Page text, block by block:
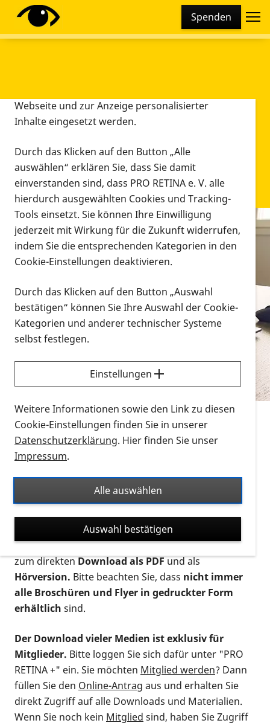
Spenden
Infomaterial
Infomaterial
Vorlesen
Alle Infomaterialien in verschiedenen
Formaten an einem Ort
Sie möchten wissen, wie Sie nach Infonmaterial
suchen und dieses bestellen bzw. herunterladen
können? Schauen Sie sich dieErklärvideos zum
Thema Infomaterial auf der PRO RETINA-Website
für blinde und sehbehinderte Menschen an.
Auf dieser Seite finden Sie sämtliches Infomaterial
Ort. Nutzen Sie den Formatfilter, um ausschließlich
nach Flyern und Broschüren, Audios oder Videos zu
suchen. Die meisten Flyer und Broschüren werden in
verschiedenen Formaten angeboten: zur
postalischen Bestellung als gedruckte Variante
zum direktenDownload als PDFund als
Hörversion. Bitte beachten Sie, dass nicht immer
alle Broschüren und Flyer in gedruckter Form
erhältlich sind.
Der Download vieler Medien ist exklusiv für
Mitglieder. Bitte loggen Sie sich dafür unter "PRO
RETINA +" ein. Sie möchten Mitglied werden? Dann
füllen Sie den Online-Antrag aus und erhalten Sie
direkt Zugriff auf alle Downloads und Materialien.
Wenn Sie noch kein Mitglied sind, haben Sie Zugriff
Diese Webseite setzt verschiedene Cookies und
Tracking-Tools ein. Dies beinhaltet Cookies und
Webseite und zur Anzeige personalisierter
Inhalte eingesetzt werden.
Durch das Klicken auf den Button „Alle
auswählen“ erklären Sie, dass Sie damit
einverstanden sind, dass PRO RETINA e. V. alle
hierdurch ausgewählten Cookies und Tracking-
Tools einsetzt. Sie können Ihre Einwilligung
jederzeit mit Wirkung für die Zukunft widerrufen,
indem Sie die entsprechenden Kategorien in den
Cookie-Einstellungen deaktivieren.
Durch das Klicken auf den Button „Auswahl
bestätigen“ können Sie Ihre Auswahl der Cookie-
Kategorien und anderer technischer Systeme
selbst festlegen.
Einstellungen
Weitere Informationen sowie den Link zu diesen
Cookie-Einstellungen finden Sie in unserer
Datenschutzerklärung. Hier finden Sie unser
Impressum.
Alle auswählen
Auswahl bestätigen